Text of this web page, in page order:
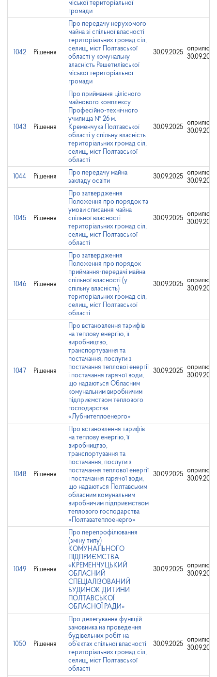
міської територіальної
громади
1042 Рішення
Про передачу нерухомого
майна зі спільної власності
територіальних громад сіл,
селищ, міст Полтавської
області у комунальну
власність Решетилівської
міської територіальної
громади
30.09.2025
30.09.2025
1043 Рішення
Про приймання цілісного
майнового комплексу
Професійно-технічного
училища № 26 м.
Кременчука Полтавської
області у спільну власність
територіальних громад сіл,
селищ, міст Полтавської
області
30.09.2025
30.09.2025
1044 Рішення
Про передачу майна
закладу освіти
30.09.2025
30.09.2025
1045 Рішення
Про затвердження
Положення про порядок та
умови списання майна
спільної власності
територіальних громад сіл,
селищ, міст Полтавської
області
30.09.2025
30.09.2025
1046 Рішення
Про затвердження
Положення про порядок
приймання-передачі майна
спільної власності (у
спільну власність)
територіальних громад сіл,
селищ, міст Полтавської
області
30.09.2025
30.09.2025
1047 Рішення
Про встановлення тарифів
на теплову енергію, її
виробництво,
транспортування та
постачання, послуги з
постачання теплової енергії
і постачання гарячої води,
що надаються Обласним
комунальним виробничим
підприємством теплового
господарства
«Лубнитеплоенерго»
30.09.2025
30.09.2025
1048 Рішення
Про встановлення тарифів
на теплову енергію, її
виробництво,
транспортування та
постачання, послуги з
постачання теплової енергії
і постачання гарячої води,
що надаються Полтавським
обласним комунальним
виробничим підприємством
теплового господарства
«Полтаватеплоенерго»
30.09.2025
30.09.2025
1049 Рішення
Про перепрофілювання
(зміну типу)
КОМУНАЛЬНОГО
ПІДПРИЄМСТВА
«КРЕМЕНЧУЦЬКИЙ
ОБЛАСНИЙ
СПЕЦІАЛІЗОВАНИЙ
БУДИНОК ДИТИНИ
ПОЛТАВСЬКОЇ
ОБЛАСНОЇ РАДИ»
30.09.2025
30.09.2025
1050 Рішення
Про делегування функцій
замовника на проведення
будівельних робіт на
об’єктах спільної власності
територіальних громад сіл,
селищ, міст Полтавської
області
30.09.2025
30.09.2025